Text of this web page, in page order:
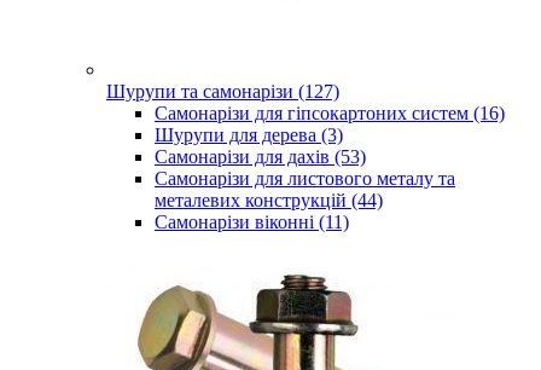
Шурупи та самонарізи (127)
Самонарізи для гіпсокартоних систем (16)
Шурупи для дерева (3)
Самонарізи для дахів (53)
Самонарізи для листового металу та
металевих конструкцій (44)
Самонарізи віконні (11)